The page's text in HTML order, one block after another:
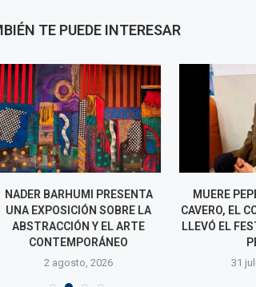
TE PUEDE INTERESAR
NADER BARHUMI PRESENTA
UNA EXPOSICIÓN SOBRE LA
ABSTRACCIÓN Y EL ARTE
CONTEMPORÁNEO
2 agosto, 2026
MUERE
CAVERO, EL
LLEVÓ EL
31